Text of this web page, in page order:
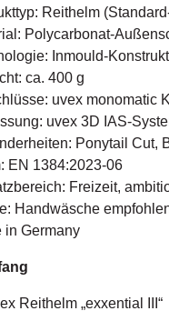
Reithelm
Polycarbonat-
Inmould-
ca. 400 g
uvex monomatic
uvex 3D IAS-
Ponytail Cut,
EN 1384:2023-06
Freizeit,
Handwäsche
in Germany
Reithelm „exxential III“